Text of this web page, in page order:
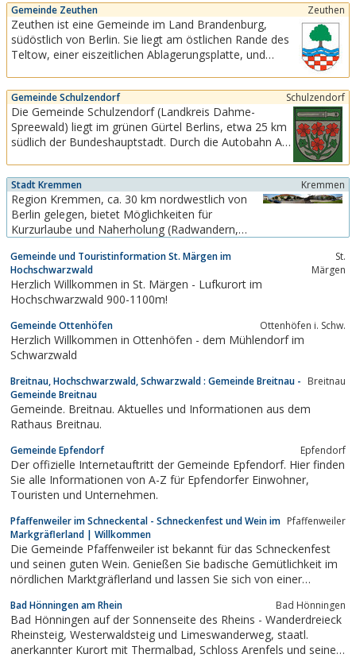
zu prägen.
Gemeinde Zeuthen Zeuthen
Zeuthen ist eine Gemeinde im Land Brandenburg,
südöstlich von Berlin. Sie liegt am östlichen Rande des
Teltow, einer eiszeitlichen Ablagerungsplatte, und
genannt - durchflossen wird.
Gemeinde Schulzendorf Schulzendorf
Die Gemeinde Schulzendorf (Landkreis Dahme-
Spreewald) liegt im grünen Gürtel Berlins, etwa 25 km
südlich der Bundeshauptstadt. Durch die Autobahn A
der Ort eine hervorragende überregionale
Verkehrsanbindung.
Stadt Kremmen Kremmen
Region Kremmen, ca. 30 km nordwestlich von
Berlin gelegen, bietet Möglichkeiten für
Kurzurlaube und Naherholung (Radwandern,
See, Stadt- und Regionalhistorie, Kuren in den
Hellmuth-Ulrici-Kliniken Sommerfeld). 7300
Einwohner, sieben Ortsteile, dörfliche geprägte
Struktur. Kremmen...
Gemeinde und Touristinformation St. Märgen im
Hochschwarzwald
St.
Märgen
Herzlich Willkommen in St. Märgen - Lufkurort im
Hochschwarzwald 900-1100m!
Gemeinde Ottenhöfen Ottenhöfen i. Schw.
Herzlich Willkommen in Ottenhöfen - dem Mühlendorf im
Schwarzwald
Breitnau, Hochschwarzwald, Schwarzwald : Gemeinde Breitnau -
Gemeinde Breitnau
Breitnau
Gemeinde. Breitnau. Aktuelles und Informationen aus dem
Rathaus Breitnau.
Gemeinde Epfendorf Epfen­dorf
Der offizielle Internetauftritt der Gemeinde Epfendorf. Hier finden
Sie alle Informationen von A-Z für Epfendorfer Einwohner,
Touristen und Unternehmen.
Pfaffenweiler im Schneckental - Schneckenfest und Wein im
Markgräflerland | Willkommen
Pfaffenweiler
Die Gemeinde Pfaffenweiler ist bekannt für das Schneckenfest
und seinen guten Wein. Genießen Sie badische Gemütlichkeit im
nördlichen Marktgräflerland und lassen Sie sich von einer
Bad Hönningen am Rhein Bad Hönningen
Bad Hönningen auf der Sonnenseite des Rheins - Wanderdreieck
Rheinsteig, Westerwaldsteig und Limeswanderweg, staatl.
anerkannter Kurort mit Thermalbad, Schloss Arenfels und seine